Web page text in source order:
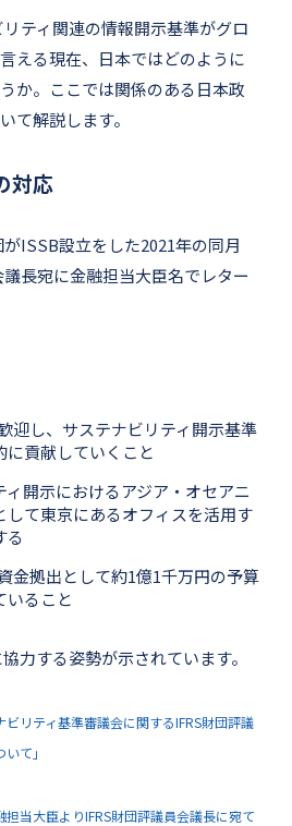
ティ関連の情報開示基準がグロ
える現在、日本ではどのように
か。ここでは関係のある日本政
て解説します。
対応
ISSB設立をした2021年の同月
長宛に金融担当大臣名でレター
迎し、サステナビリティ開示基準
に貢献していくこと
ィ開示におけるアジア・オセアニ
して東京にあるオフィスを活用す
る
金拠出として約1億1千万円の予算
いること
力する姿勢が示されています。
リティ基準審議会に関するIFRS財団評議
て」
当大臣よりIFRS財団評議員会議長に宛て